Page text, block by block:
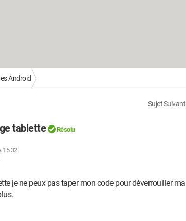
Android
Sujet Suivant
tablette Résolu
15:32
je ne peux pas taper mon code pour déverrouiller ma